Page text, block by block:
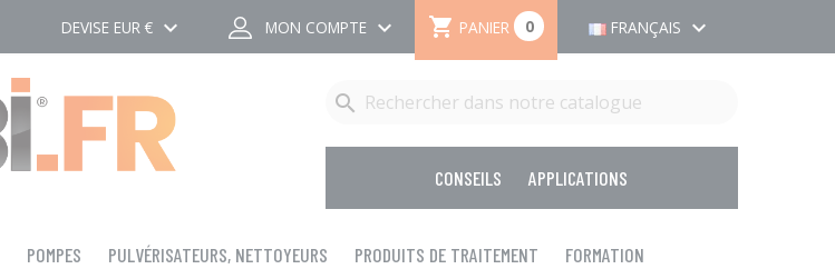
DEVISE EUR € keyboard_arrow_down MON COMPTE keyboard_arrow_down  PANIER 0 FRANÇAIS keyboard_arrow_down

CONSEILS APPLICATIONS
POMPES PULVÉRISATEURS, NETTOYEURS PRODUITS DE TRAITEMENT FORMATION